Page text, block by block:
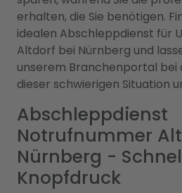
erhalten, die Sie benötigen.
idealen Abschleppdienst für
Altdorf bei Nürnberg und
unserem Branchenportal bei
dieser schwierigen Situation
Abschleppdienst
Notrufnummer
Nürnberg -
Knopfdruck